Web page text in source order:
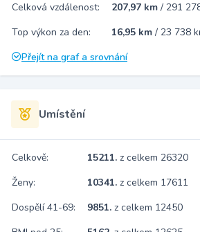
Celková vzdálenost:
207,97 km / 291
Top výkon za den:
16,95 km / 23 738
Přejít na graf a srovnání
Umístění
Celkově: 15211. z celkem 26320
Ženy:
10341. z celkem 17611
Dospělí 41-69:
9851. z celkem 12450